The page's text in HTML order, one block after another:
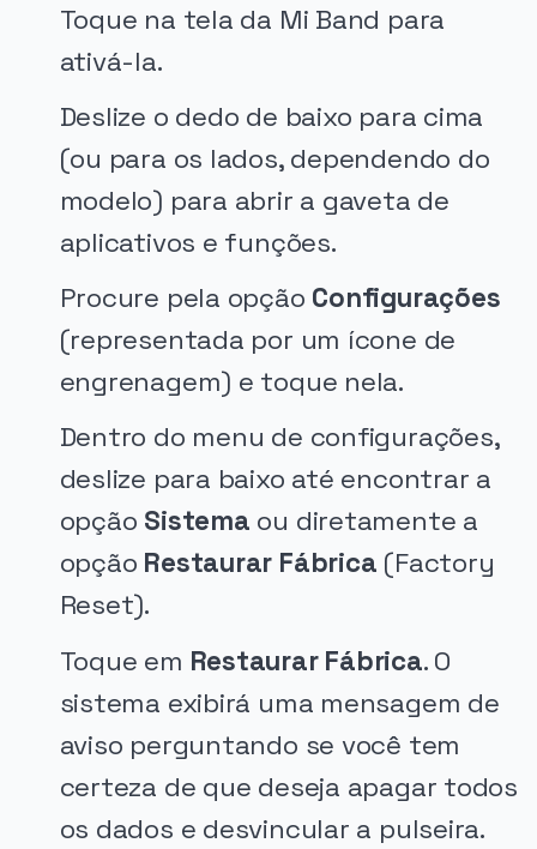
Toque na tela da Mi Band para
ativá-la.
Deslize o dedo de baixo para cima
(ou para os lados, dependendo do
modelo) para abrir a gaveta de
aplicativos e funções.
Procure pela opção Configurações
(representada por um ícone de
engrenagem) e toque nela.
Dentro do menu de configurações,
deslize para baixo até encontrar a
opção Sistema ou diretamente a
opção Restaurar Fábrica (Factory
Reset).
Toque em Restaurar Fábrica. O
sistema exibirá uma mensagem de
aviso perguntando se você tem
certeza de que deseja apagar todos
os dados e desvincular a pulseira.